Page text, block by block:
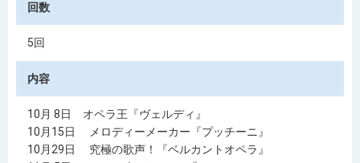
回数
5回
内容
10月 8日 オペラ王『ヴェルディ』
10月15日 メロディーメーカー『プッチーニ』
10月29日 究極の歌声！『ベルカントオペラ』